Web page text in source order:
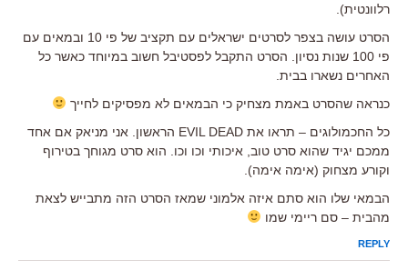
רלוונטית).
הסרט עושה בצפר לסרטים ישראלים עם תקציב של פי 10 ובמאים עם
פי 100 שנות נסיון. הסרט התקבל לפסטיבל חשוב במיוחד כאשר כל
האחרים נשארו בבית.
כנראה שהסרט באמת מצחיק כי הבמאים לא מפסיקים לחייך
כל החכמולוגים – תראו את EVIL DEAD הראשון. אני מניאק אם אחד
ממכם יגיד שהוא סרט טוב, איכותי וכו וכו. הוא סרט מגוחך בטירוף
וקורע מצחוק (אימה אימה).
הבמאי שלו הוא סתם איזה אלמוני שמאז הסרט הזה מתבייש לצאת
מהבית – סם ריימי שמו
REPLY